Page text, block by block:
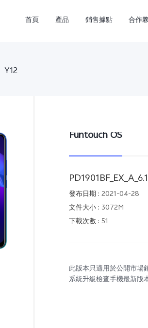
首頁 產品 銷售據點 合作
Y12
Funtouch OS
發布日期 : 2021-04-28
文件大小: 3072M
下載次數: 51
此版本只適用於公開市場
系統升級檢查手機最新版